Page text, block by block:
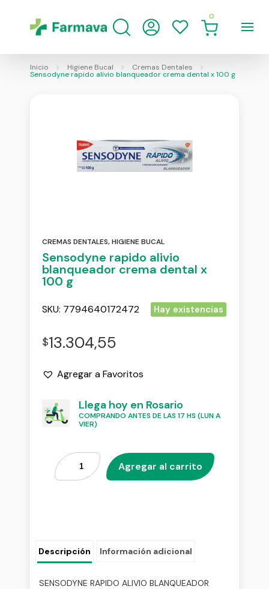
0
Inicio Higiene Bucal Cremas Dentales
Sensodyne rapido alivio blanqueador crema dental x 100 g
CREMAS DENTALES,HIGIENE BUCAL
Sensodyne rapido alivio
blanqueador crema dental x
100 g
SKU: 7794640172472 Hay existencias
$13.304,55
Agregar a Favoritos
Llega hoy en Rosario
COMPRANDO ANTES DE LAS 17 HS (LUN A
VIER)
Agregar al carrito
Descripción Información adicional
SENSODYNE RAPIDO ALIVIO BLANQUEADOR